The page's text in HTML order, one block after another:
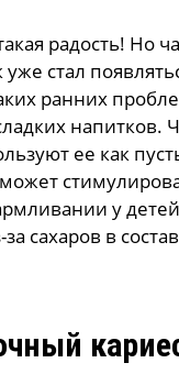
радость! Но
стал
ранних
напитков.
ее как
у
сахаров в